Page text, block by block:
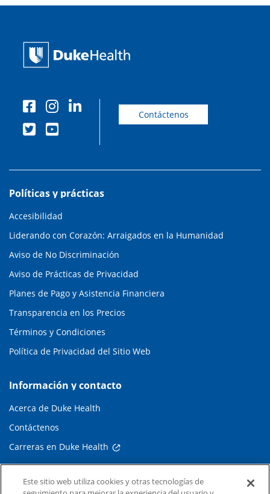
Contáctenos
Políticas y prácticas
Accesibilidad
Liderando con Corazón: Arraigados en la Humanidad
Aviso de No Discriminación
Aviso de Prácticas de Privacidad
Planes de Pago y Asistencia Financiera
Transparencia en los Precios
Términos y Condiciones
Política de Privacidad del Sitio Web
Información y contacto
Acerca de Duke Health
Contáctenos
Carreras en Duke Health
Sala de Prensa de Duke Health
Suscripción al Correo Electrónico
Este sitio web utiliza cookies y otras tecnologías de